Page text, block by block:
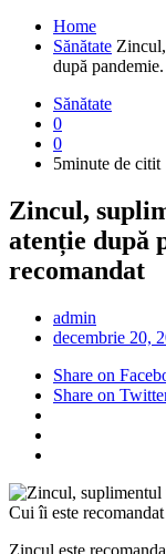
Home
Sănătate
după
Sănătate
0
0
5minute de citit
Zincul,
atenție după
recomandat
admin
decembrie 20,
Share on
Share on